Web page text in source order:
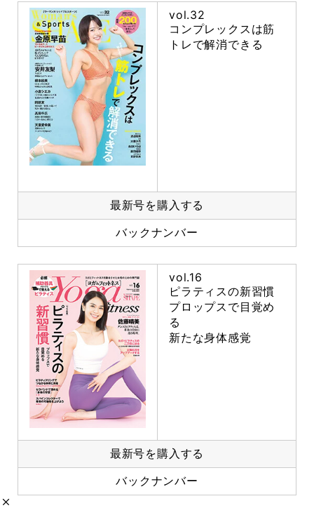
vol.32
コンプレックスは筋
トレで解消できる
最新号を購入する
バックナンバー
vol.16
ピラティスの新習慣
プロップスで目覚め
る
新たな身体感覚
最新号を購入する
バックナンバー